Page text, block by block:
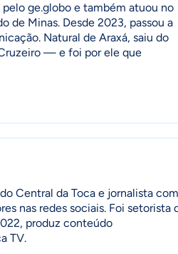
ge.globo e também atuou no
de Minas. Desde 2023, passou a
Natural de Araxá, saiu do
— e foi por ele que
Central da Toca e jornalista com
nas redes sociais. Foi setorista
produz conteúdo
TV.